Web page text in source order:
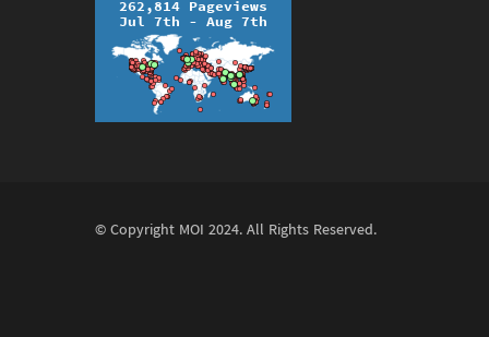
© Copyright MOI 2024. All Rights Reserved.